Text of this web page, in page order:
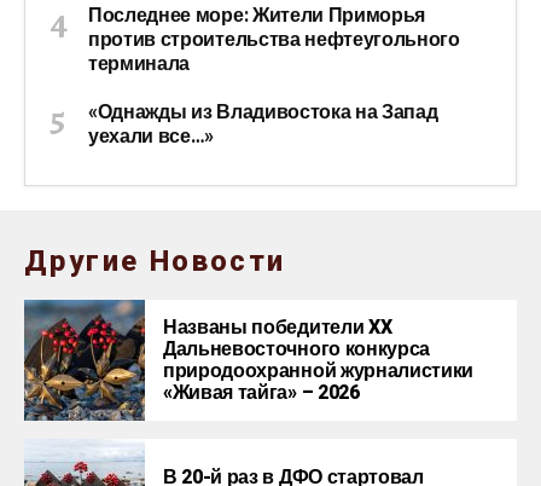
Последнее море: Жители Приморья
против строительства нефтеугольного
терминала
«Однажды из Владивостока на Запад
уехали все…»
Другие Новости
Названы победители XX
Дальневосточного конкурса
природоохранной журналистики
«Живая тайга» – 2026
В 20-й раз в ДФО стартовал